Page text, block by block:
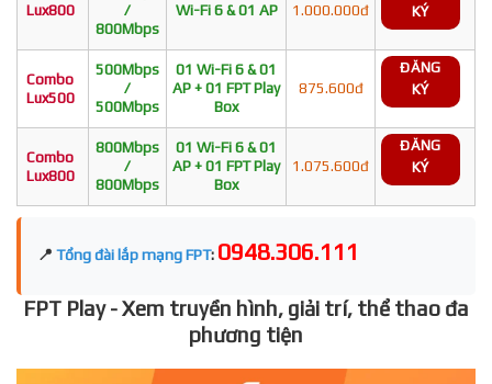
Lux800
/
800Mbps
Wi-Fi 6 & 01 AP 1.000.000đ
KÝ
Combo
Lux500
500Mbps
/
500Mbps
01 Wi-Fi 6 & 01
AP + 01 FPT Play
Box
875.600đ
ĐĂNG
KÝ
Combo
Lux800
800Mbps
/
800Mbps
01 Wi-Fi 6 & 01
AP + 01 FPT Play
Box
1.075.600đ
ĐĂNG
KÝ
📍 Tổng đài lắp mạng FPT: 0948.306.111
FPT Play - Xem truyền hình, giải trí, thể thao đa
phương tiện